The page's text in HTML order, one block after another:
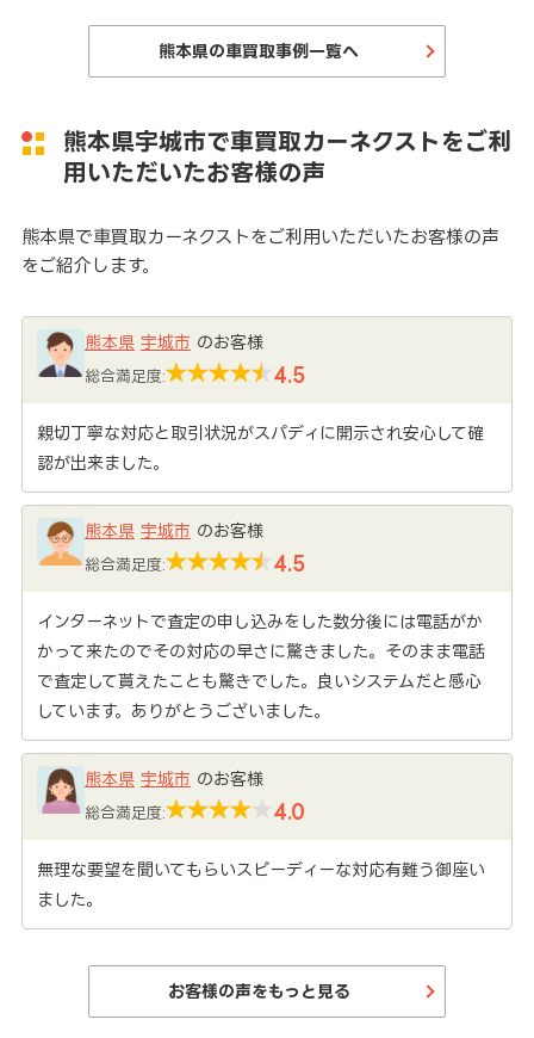
熊本県の車買取事例一覧へ
熊本県宇城市で車買取カーネクストをご利
用いただいたお客様の声
熊本県で車買取カーネクストをご利用いただいたお客様の声
をご紹介します。
熊本県 宇城市 のお客様
総合満足度: 4.5
親切丁寧な対応と取引状況がスパディに開示され安心して確
認が出来ました。
熊本県 宇城市 のお客様
総合満足度: 4.5
インターネットで査定の申し込みをした数分後には電話がか
かって来たのでその対応の早さに驚きました。そのまま電話
で査定して貰えたことも驚きでした。良いシステムだと感心
しています。ありがとうございました。
熊本県 宇城市 のお客様
総合満足度: 4.0
無理な要望を聞いてもらいスピーディーな対応有難う御座い
ました。
お客様の声をもっと見る